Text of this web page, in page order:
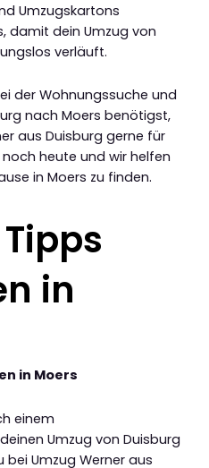
Umzugskartons
damit dein Umzug von
verläuft.
der Wohnungssuche und
nach Moers benötigst,
aus Duisburg gerne für
noch heute und wir helfen
in Moers zu finden.
in
in Moers
einem
Umzug von Duisburg
Umzug Werner aus